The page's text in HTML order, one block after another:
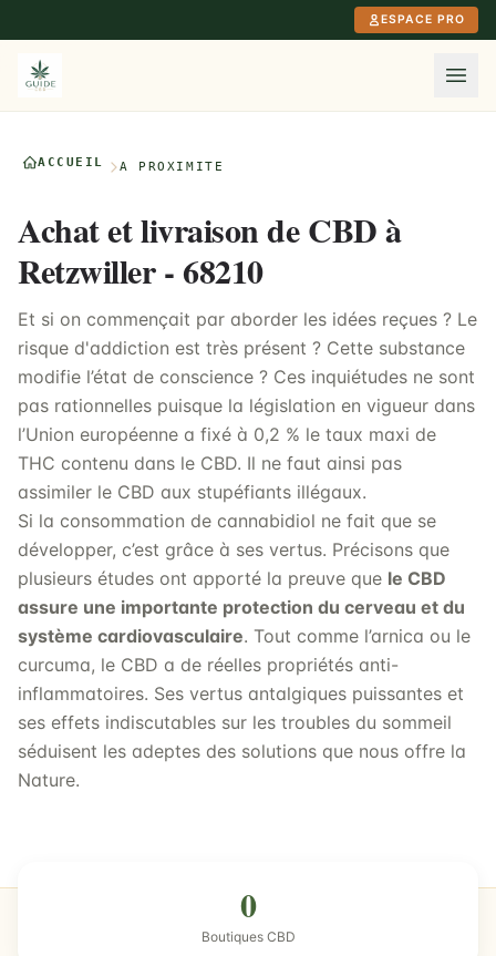
ESPACE PRO
ACCUEIL À PROXIMITÉ
Achat et livraison de CBD à
Retzwiller - 68210
Et si on commençait par aborder les idées reçues ? Le
risque d'addiction est très présent ? Cette substance
modifie l’état de conscience ? Ces inquiétudes ne sont
pas rationnelles puisque la législation en vigueur dans
l’Union européenne a fixé à 0,2 % le taux maxi de
THC contenu dans le CBD. Il ne faut ainsi pas
assimiler le CBD aux stupéfiants illégaux.
Si la consommation de cannabidiol ne fait que se
développer, c’est grâce à ses vertus. Précisons que
plusieurs études ont apporté la preuve que le CBD
assure une importante protection du cerveau et du
système cardiovasculaire. Tout comme l’arnica ou le
curcuma, le CBD a de réelles propriétés anti-
inflammatoires. Ses vertus antalgiques puissantes et
ses effets indiscutables sur les troubles du sommeil
séduisent les adeptes des solutions que nous offre la
Nature.
0
Boutiques CBD